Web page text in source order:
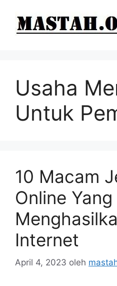
Usaha
Untuk
10 Macam
Online Yang
Internet
April 4, 2023 oleh